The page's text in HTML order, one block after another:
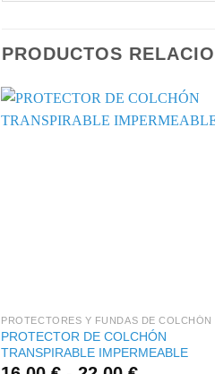
PRODUCTOS
PROTECTORES Y FUNDAS DE COLCHÓN
PROTECTOR DE COLCHÓN
TRANSPIRABLE IMPERMEABLE